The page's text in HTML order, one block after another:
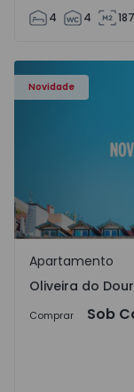
4 4 187
Novidade
Apartamento T3
Oliveira do
Apartamento
Oliveira do
Comprar Sob